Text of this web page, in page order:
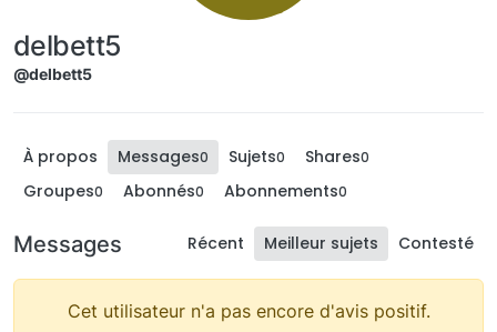
delbett5
@delbett5
À propos Messages0 Sujets0 Shares0
Groupes0 Abonnés0 Abonnements0
Messages Récent Meilleur sujets Contesté
Cet utilisateur n'a pas encore d'avis positif.